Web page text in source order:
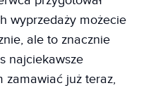
wyprzedaży możecie
ale to znacznie
najciekawsze
zamawiać już teraz,